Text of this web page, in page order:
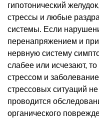
гипотонический
стрессы и любые
системы. Если
перенапряжением и при
нервную систему
слабее или исчезают,
стрессом и
стрессовых ситуаций
проводится
органического